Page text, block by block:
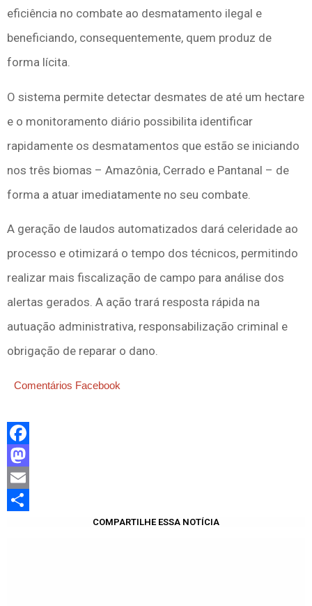
eficiência no combate ao desmatamento ilegal e
beneficiando, consequentemente, quem produz de
forma lícita.
O sistema permite detectar desmates de até um hectare
e o monitoramento diário possibilita identificar
rapidamente os desmatamentos que estão se iniciando
nos três biomas – Amazônia, Cerrado e Pantanal – de
forma a atuar imediatamente no seu combate.
A geração de laudos automatizados dará celeridade ao
processo e otimizará o tempo dos técnicos, permitindo
realizar mais fiscalização de campo para análise dos
alertas gerados. A ação trará resposta rápida na
autuação administrativa, responsabilização criminal e
obrigação de reparar o dano.
Comentários Facebook
Facebook
Mastodon
Email
COMPARTILHE ESSA NOTÍCIA